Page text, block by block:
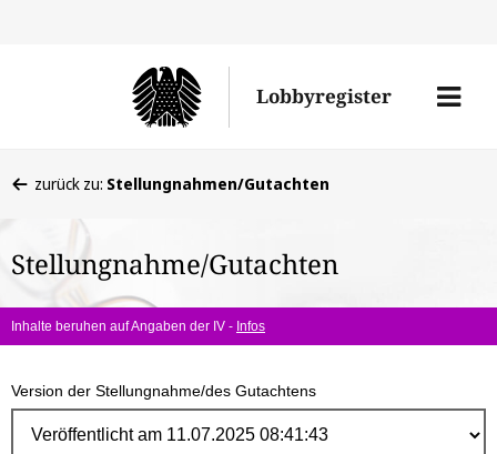
Lobbyregister
Menü
befinden
hier:
zurück zu: Stellungnahmen/Gutachten
Stellungnahme/Gutachten
Inhalte beruhen auf Angaben der IV - Infos
Version der Stellungnahme/des Gutachtens